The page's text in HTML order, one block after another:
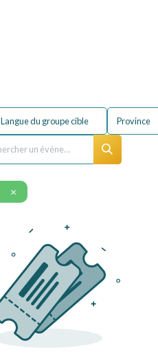
Langue du groupe cible Province
×